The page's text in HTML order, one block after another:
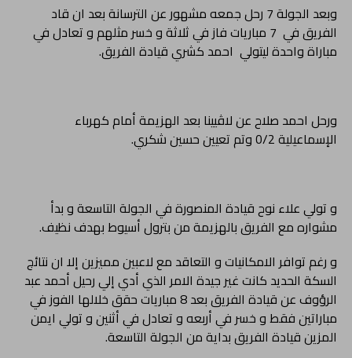
وبعد الجولة 7 رحل جمعه مشهور عن الترسانة بعد ان قاد
الفريق في 7 مباريات فاز في ثلاثة و خسر مثلهم و تعادل في
مباراة واحدة ليتولي احمد كشري قيادة الفريق.
ورحل احمد صلاح عن لاڤيينا بعد الهزيمة أمام كهرباء
الإسماعيلية 0/2 وتم تعيين حسين شكري.
و تولي علاء نوح قيادة المنصورة في الجولة التاسعة و بدأ
مشواره مع الفريق بالهزيمة من بترول أسيوط بهدف نظيف.
و رغم توافر الامكانيات و التعاقد مع لاعبين مميزين إلا ان نتائج
السكة الحديد كانت غير جيدة الامر الذي أدي إلي رحيل أحمد عبد
الرؤوف عن قيادة الفريق بعد 8 مباريات حقق خلالها الفوز في
مباراتين فقط و خسر في أربعه و تعادل في أثنين و تولي ايمن
المزين قيادة الفريق بداية من الجولة التاسعة.